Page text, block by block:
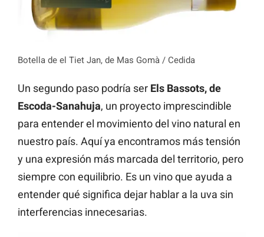
Botella de el Tiet Jan, de Mas Gomà / Cedida
Un segundo paso podría ser Els Bassots, de
Escoda-Sanahuja, un proyecto imprescindible
para entender el movimiento del vino natural en
nuestro país. Aquí ya encontramos más tensión
y una expresión más marcada del territorio, pero
siempre con equilibrio. Es un vino que ayuda a
entender qué significa dejar hablar a la uva sin
interferencias innecesarias.